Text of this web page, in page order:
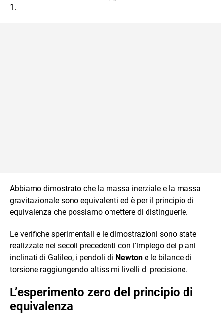
1.
Abbiamo dimostrato che la massa inerziale e la massa
gravitazionale sono equivalenti ed è per il principio di
equivalenza che possiamo omettere di distinguerle.
Le verifiche sperimentali e le dimostrazioni sono state
realizzate nei secoli precedenti con l’impiego dei piani
inclinati di Galileo, i pendoli di Newton e le bilance di
torsione raggiungendo altissimi livelli di precisione.
L’esperimento zero del principio di
equivalenza